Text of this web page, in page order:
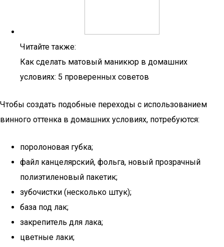
Читайте также:
Как сделать матовый маникюр в домашних
условиях: 5 проверенных советов
Чтобы создать подобные переходы с использованием
винного оттенка в домашних условиях, потребуются:
поролоновая губка;
файл канцелярский, фольга, новый прозрачный
полиэтиленовый пакетик;
зубочистки (несколько штук);
база под лак;
закрепитель для лака;
цветные лаки;